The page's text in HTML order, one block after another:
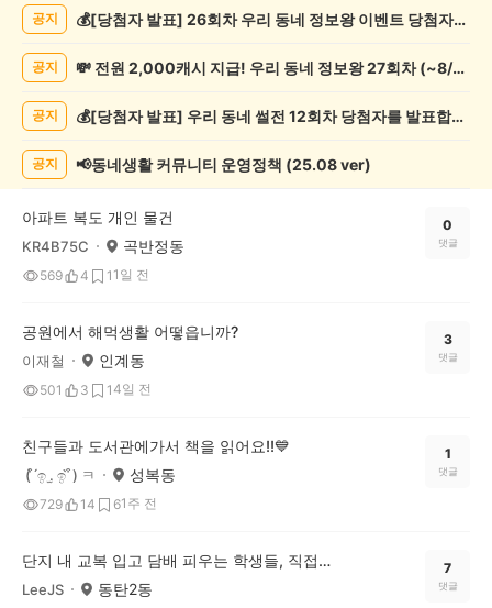
록
공지 💰[당첨자 발표] 26회차 우리 동네 정보왕 이벤트 당첨자를 발표합니다!
공지 💸 전원 2,000캐시 지급! 우리 동네 정보왕 27회차 (~8/10)
공지 💰[당첨자 발표] 우리 동네 썰전 12회차 당첨자를 발표합니다!
공지 📢동네생활 커뮤니티 운영정책 (25.08 ver)
아파트 복도 개인 물건
KR4B75C 곡반정동
569 4 1 1일 전
0
댓글
공원에서 해먹생활 어떻읍니까?
이재철 인계동
501 3 14일 전
3
댓글
친구들과 도서관에가서 책을 읽어요!!💙
( ͒ ́ඉ .̫ ඉ ̀ ͒) ㅋ 성복동
729 14 61주 전
1
댓글
단지 내 교복 입고 담배 피우는 학생들, 직접 훈계한다 vs 조용히 신고만 한다
LeeJS 동탄2동
7
댓글